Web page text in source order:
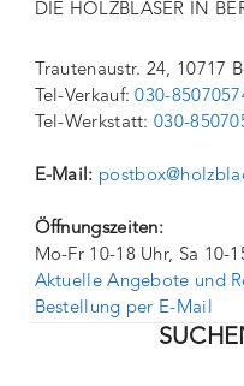
DIE HOLZBLÄSER IN
Trautenaustr. 24, 10717
Tel-Verkauf:030-
Tel-Werkstatt:030-
E-Mail:
Öffnungszeiten:
Mo-Fr 10-18 Uhr, Sa 10-
Aktuelle Angebote und
Bestellung per E-Mail